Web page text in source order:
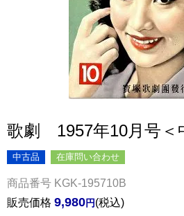
歌劇 1957年10月号＜
中古品 在庫問い合わせ
商品番号 KGK-195710B
販売価格 9,980 税込